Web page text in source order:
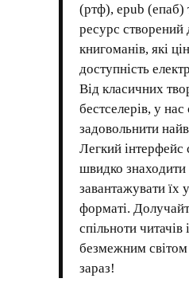
(ртф), epub
ресурс створений
книгоманів, які
доступність
Від класичних
бестселерів, у
задовольнити
Легкий інтерфейс
швидко знаходити
завантажувати їх
форматі.
спільноти
безмежним
зараз!